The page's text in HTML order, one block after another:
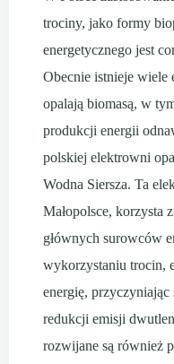
trociny, jako formy
energetycznego jest
Obecnie istnieje wiele
opalają biomasą, w
produkcji energii
polskiej elektrowni
Wodna Siersza. Ta
Małopolsce, korzysta
głównych surowców
wykorzystaniu trocin,
energię,
redukcji emisji
rozwijane są również